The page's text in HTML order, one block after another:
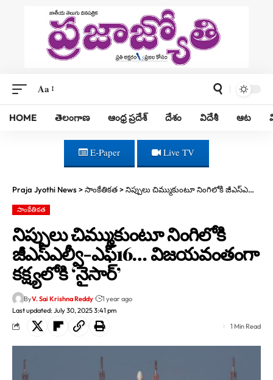
Aa
HOME తెలంగాణ ఆంధ్ర ప్రదేశ్ దేశం విదేశీ ఆట
E-Paper Live TV
Praja Jyothi News>సాంకేతికత>నిప్పులు చిమ్ముకుంటూ నింగిలోకి జీఎస్ఎల్వీ-ఎఫ్16… విజయవంతంగా కక్ష్యలోకి ‘నైసార్’
సాంకేతికత
నిప్పులు చిమ్ముకుంటూ నింగిలోకి
జీఎస్ఎల్వీ-ఎఫ్16… విజయవంతంగా
కక్ష్యలోకి ‘నైసార్’
Last updated: July 30, 2025 3:41 pm
ByV. Sai Krishna Reddy 1 year ago
1 Min Read